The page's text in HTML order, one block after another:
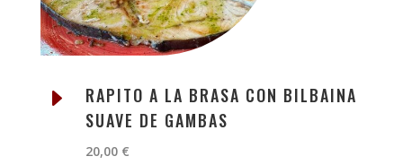
E
RAPITO A LA BRASA CON BILBAINA
SUAVE DE GAMBAS
20,00 €